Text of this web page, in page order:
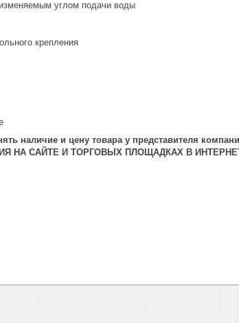
углом подачи воды
крепления
наличие и цену товара у представителя
НА САЙТЕ И ТОРГОВЫХ ПЛОЩАДКАХ В